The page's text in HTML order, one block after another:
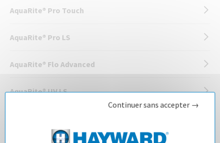
AquaRite® Pro Touch
AquaRite® Pro LS
AquaRite® Flo Advanced
AquaRite® UV LS
Continuer sans accepter →